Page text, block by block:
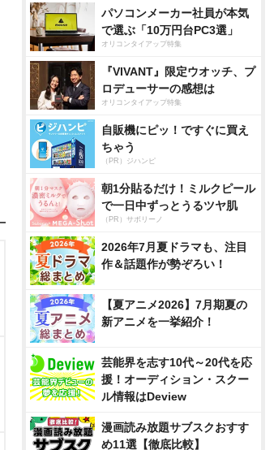
パソコンメーカー社員が本気
で選ぶ「10万円台PC3選」
オリコンタイアップ特集
『VIVANT』限定ウオッチ、プ
ロデューサーの感想は
オリコンタイアップ特集
自販機にピッ！ですぐに買え
ちゃう
（PR）ジハンピ
朝1分貼るだけ！ミルクピール
で一日中ずっとうるツヤ肌
（PR）サボリーノ
2026年7月夏ドラマも、注目
作＆話題作が勢ぞろい！
【夏アニメ2026】7月期夏の
新アニメを一挙紹介！
芸能界を志す10代～20代を応
援！オーディション・スクー
ル情報はDeview
漫画読み放題サブスクおすす
め11選【徹底比較】